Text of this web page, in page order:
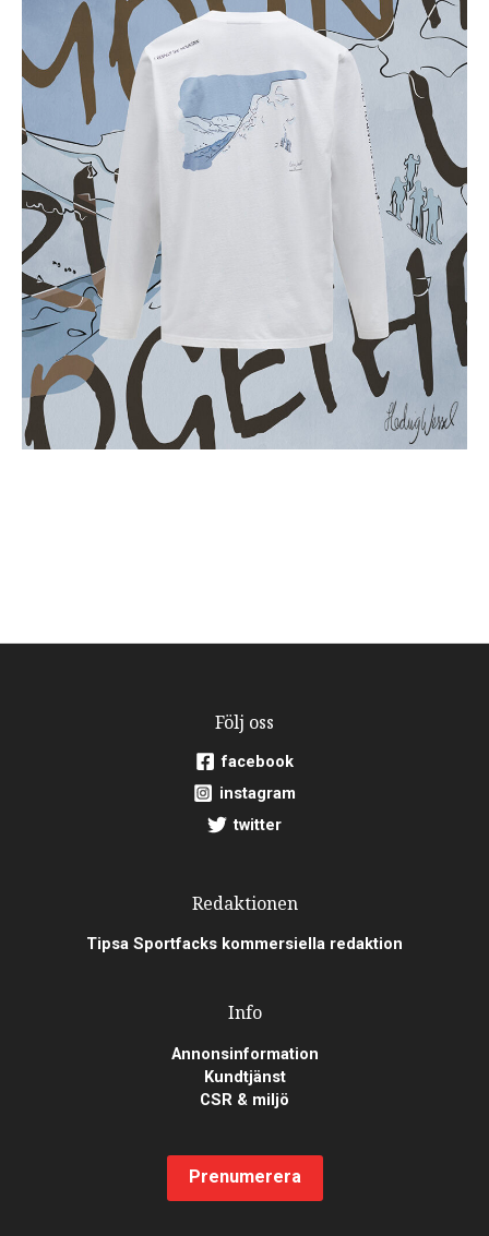
Följ oss
facebook
instagram
twitter
Redaktionen
Tipsa Sportfacks kommersiella redaktion
Info
Annonsinformation
Kundtjänst
CSR & miljö
Prenumerera